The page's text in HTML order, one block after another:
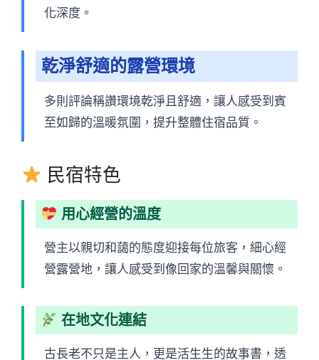
化深度。
乾淨舒適的露營環境
多則評論稱讚環境乾淨且舒適，讓人感受到賓
至如歸的溫暖氛圍，提升整體住宿品質。
民宿特色
用心經營的溫度
營主以親切和藹的態度迎接每位旅客，細心經
營露營地，讓人感受到像回家的溫馨與關懷。
在地文化連結
古長老不只是主人，更是活生生的故事書，透